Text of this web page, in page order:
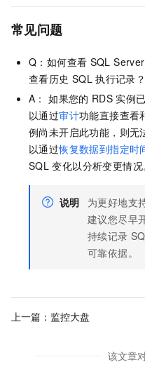
常见问题
Q：如何查看 SQL Server
查看历史 SQL 执行记录？
A： 如果您的 RDS 实例
以通过审计功能直接查看
例尚未开启此功能，则无
以通过恢复数据到指定时
SQL 变化以分析变更情况
说明 为更好地支
建议您尽早
持续记录
可靠依据。
上一篇： 监控大盘
该文章